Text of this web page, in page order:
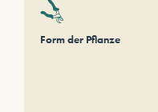
Form der Pflanze